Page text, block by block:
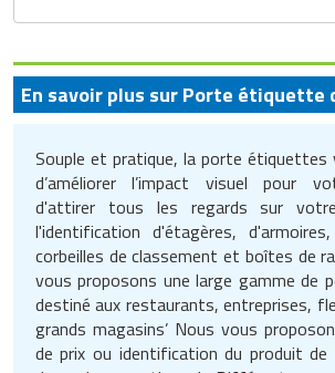
En savoir plus sur Porte étiquette
Souple et pratique, la porte
d’améliorer l’impact visuel pour
d'attirer tous les regards sur
l'identification d'étagères,
corbeilles de classement et boîtes de
vous proposons une large gamme de
destiné aux restaurants, entreprises,
grands magasins’ Nous vous
de prix ou identification du produit